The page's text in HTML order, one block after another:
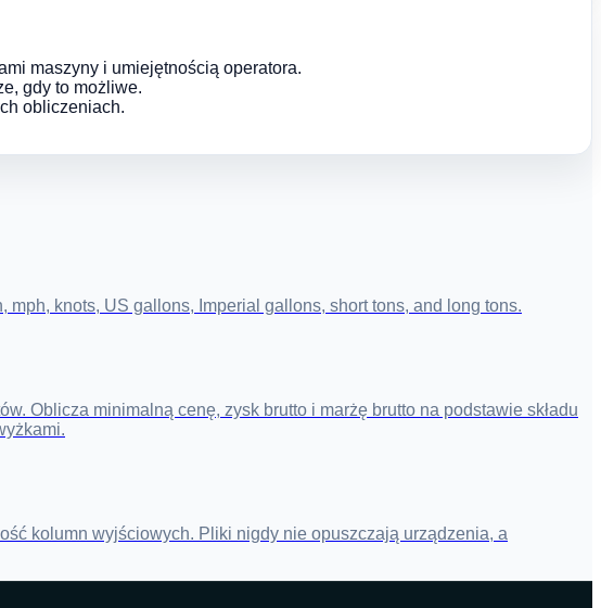
maszyny i umiejętnością operatora.
gdy to możliwe.
obliczeniach.
knots, US gallons, Imperial gallons, short tons, and long tons.
Oblicza minimalną cenę, zysk brutto i marżę brutto na podstawie składu
kolumn wyjściowych. Pliki nigdy nie opuszczają urządzenia, a